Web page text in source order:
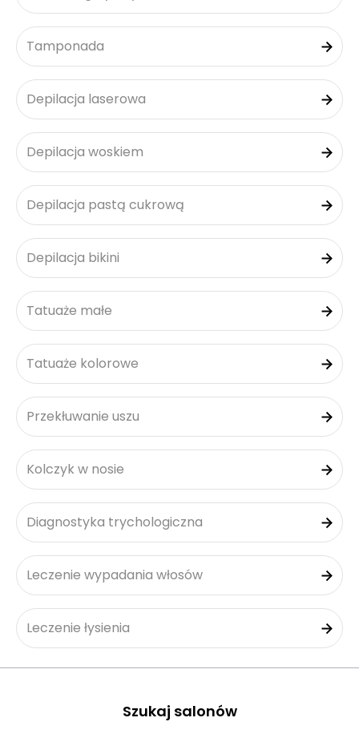
Tamponada
Depilacja laserowa
Depilacja woskiem
Depilacja pastą cukrową
Depilacja bikini
Tatuaże małe
Tatuaże kolorowe
Przekłuwanie uszu
Kolczyk w nosie
Diagnostyka trychologiczna
Leczenie wypadania włosów
Leczenie łysienia
Szukaj salonów